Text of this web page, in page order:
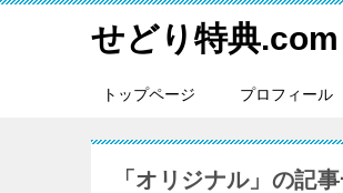
せどり特典.com
トップページ プロフィール
「オリジナル」の記